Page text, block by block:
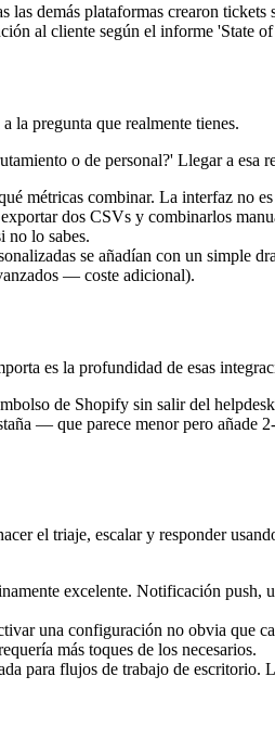
demás plataformas crearon tickets
al cliente según el informe 'State
la pregunta que realmente tienes.
o de personal?' Llegar a esa
métricas combinar. La interfaz no
dos CSVs y combinarlos
no lo sabes.
se añadían con un simple
— coste adicional).
es la profundidad de esas
de Shopify sin salir del
— que parece menor pero
el triaje, escalar y responder
excelente. Notificación push,
una configuración no obvia que
más toques de los necesarios.
para flujos de trabajo de escritorio.